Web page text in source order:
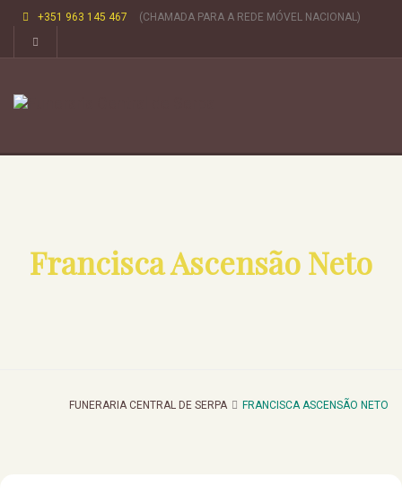
+351 963 145 467 (CHAMADA PARA A REDE MÓVEL NACIONAL)
Francisca Ascensão Neto
FUNERARIA CENTRAL DE SERPA FRANCISCA ASCENSÃO NETO